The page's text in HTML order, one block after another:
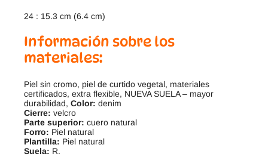
24 : 15.3 cm (6.4 cm)
Información sobre los
materiales:
Piel sin cromo, piel de curtido vegetal, materiales
certificados, extra flexible, NUEVA SUELA – mayor
durabilidad, Color: denim
Cierre: velcro
Parte superior: cuero natural
Forro: Piel natural
Plantilla: Piel natural
Suela: R.